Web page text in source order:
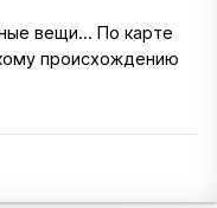
вещи... По карте
происхождению